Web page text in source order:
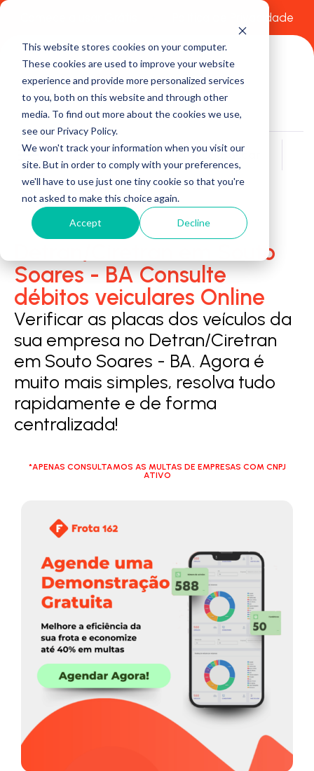
This website stores cookies on your computer.
These cookies are used to improve your website
experience and provide more personalized services
to you, both on this website and through other
media. To find out more about the cookies we use,
see our Privacy Policy.
We won't track your information when you visit our
site. But in order to comply with your preferences,
we'll have to use just one tiny cookie so that you're
not asked to make this choice again.
Accept Decline
Política de Privacidade
Buscar
Detran/Ciretran em Souto
Soares - BA Consulte
débitos veiculares Online
Verificar as placas dos veículos da
sua empresa no Detran/Ciretran
em Souto Soares - BA. Agora é
muito mais simples, resolva tudo
rapidamente e de forma
centralizada!
*APENAS CONSULTAMOS AS MULTAS DE EMPRESAS COM CNPJ
ATIVO